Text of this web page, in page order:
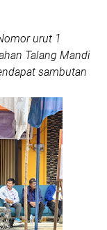
urut 1
Talang Mandi
sambutan